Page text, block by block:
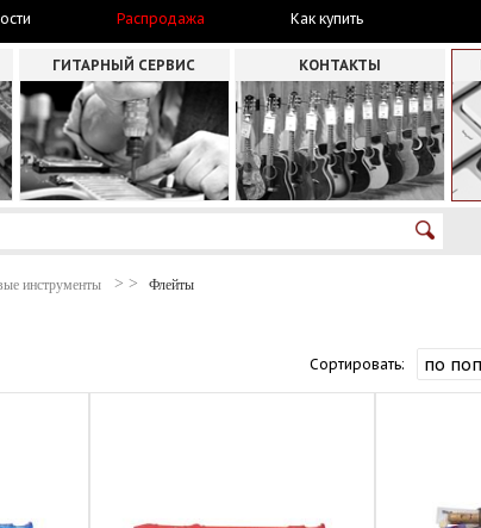
Распродажа Как купить
ГИТАРНЫЙ СЕРВИС КОНТАКТЫ
инструменты Флейты
Сортировать: